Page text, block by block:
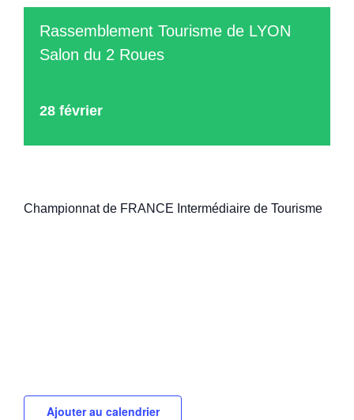
Rassemblement Tourisme de LYON
Salon du 2 Roues
28 février
Championnat de FRANCE Intermédiaire de Tourisme
Ajouter au calendrier